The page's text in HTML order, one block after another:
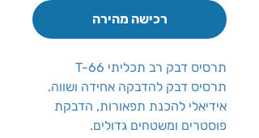
רכישה מהירה
תרסיס דבק רב תכליתי T-66
תרסיס דבק להדבקה אחידה ושווה.
אידיאלי להכנת תפאורות, הדבקת
פוסטרים ומשטחים גדולים.